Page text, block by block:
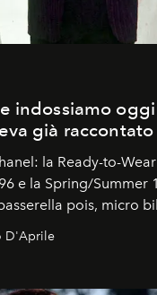
indossiamo
già raccontato
la Ready-to-Wear
e la Spring/Summer
pois, micro
la spiaggia
una dietro l'altra.
contemporanei
D'Aprile